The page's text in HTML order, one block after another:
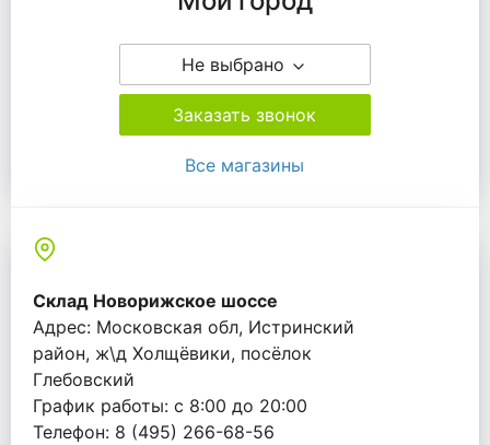
Не выбрано
Заказать звонок
Все магазины
Склад Новорижское шоссе
Адрес: Московская обл, Истринский
район, ж\д Холщёвики, посёлок
Глебовский
График работы: с 8:00 до 20:00
Телефон: 8 (495) 266-68-56